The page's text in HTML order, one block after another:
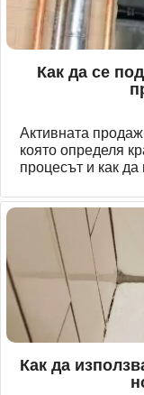
Как да се
Активната
която определя
процесът и как да
Как да